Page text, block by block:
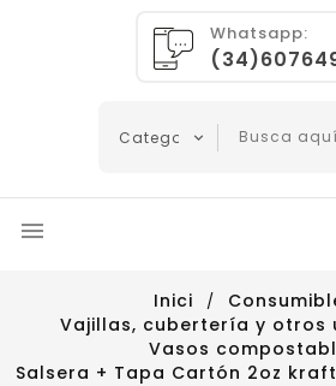
Whatsapp:

Inici
Vajillas, cubertería y otros
Vasos
Salsera + Tapa Cartón 2oz